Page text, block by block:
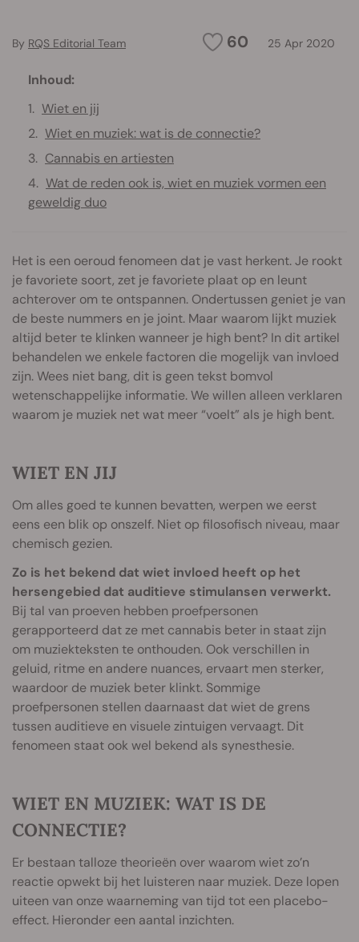
60 25 Apr 2020
By RQS Editorial Team
Inhoud:
Wiet en jij
Wiet en muziek: wat is de connectie?
Cannabis en artiesten
Wat de reden ook is, wiet en muziek vormen een
geweldig duo
Het is een oeroud fenomeen dat je vast herkent. Je rookt
je favoriete soort, zet je favoriete plaat op en leunt
achterover om te ontspannen. Ondertussen geniet je van
de beste nummers en je joint. Maar waarom lijkt muziek
altijd beter te klinken wanneer je high bent? In dit artikel
behandelen we enkele factoren die mogelijk van invloed
zijn. Wees niet bang, dit is geen tekst bomvol
wetenschappelijke informatie. We willen alleen verklaren
waarom je muziek net wat meer “voelt” als je high bent.
WIET EN JIJ
Om alles goed te kunnen bevatten, werpen we eerst
eens een blik op onszelf. Niet op filosofisch niveau, maar
chemisch gezien.
Zo is het bekend dat wiet invloed heeft op het
hersengebied dat auditieve stimulansen verwerkt.
Bij tal van proeven hebben proefpersonen
gerapporteerd dat ze met cannabis beter in staat zijn
om muziekteksten te onthouden. Ook verschillen in
geluid, ritme en andere nuances, ervaart men sterker,
waardoor de muziek beter klinkt. Sommige
proefpersonen stellen daarnaast dat wiet de grens
tussen auditieve en visuele zintuigen vervaagt. Dit
fenomeen staat ook wel bekend als synesthesie.
WIET EN MUZIEK: WAT IS DE
CONNECTIE?
Er bestaan talloze theorieën over waarom wiet zo’n
reactie opwekt bij het luisteren naar muziek. Deze lopen
uiteen van onze waarneming van tijd tot een placebo-
effect. Hieronder een aantal inzichten.